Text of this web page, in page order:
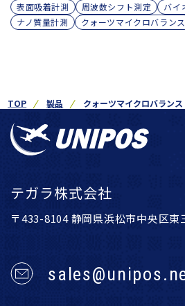
表面吸着計測 周波数シフト測定
バイ
ナノ質量計測
クォーツマイクロバランス
TOP 製品 クォーツマイクロバランス
テガラ株式会社
〒433-8104 静岡県浜松市中央区東